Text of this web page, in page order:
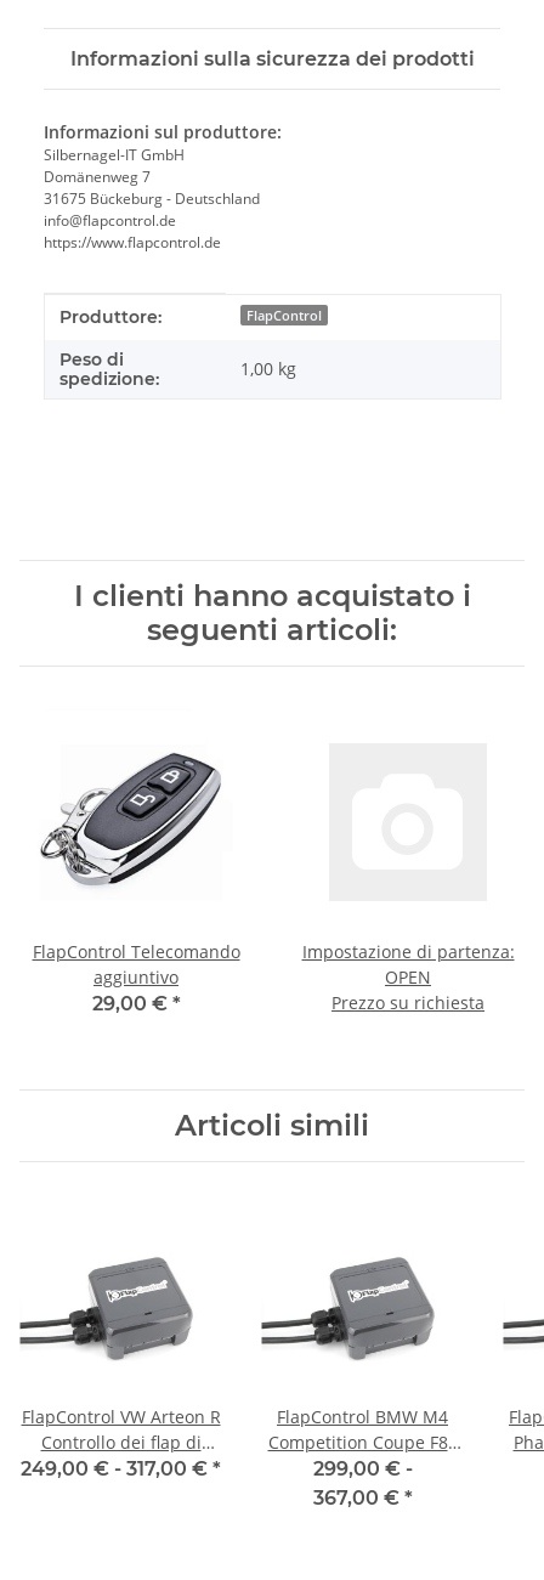
Informazioni sulla sicurezza dei prodotti
Informazioni sul produttore:
Silbernagel-IT GmbH
Domänenweg 7
31675 Bückeburg - Deutschland
info@flapcontrol.de
https://www.flapcontrol.de
#productDetails.itemInformation#
#productDetails.itemValue#
Produttore: FlapControl
Peso di
spedizione:
1,00 kg
I clienti hanno acquistato i
seguenti articoli:
FlapControl Telecomando
aggiuntivo
29,00 € *
Impostazione di partenza:
OPEN
Prezzo su richiesta
Articoli simili
FlapControl VW Arteon R
Controllo dei flap di
scarico
249,00 € - 317,00 € *
FlapControl BMW M4
Competition Coupe F82
Controllo dei flap di
scarico
299,00 € -
367,00 € *